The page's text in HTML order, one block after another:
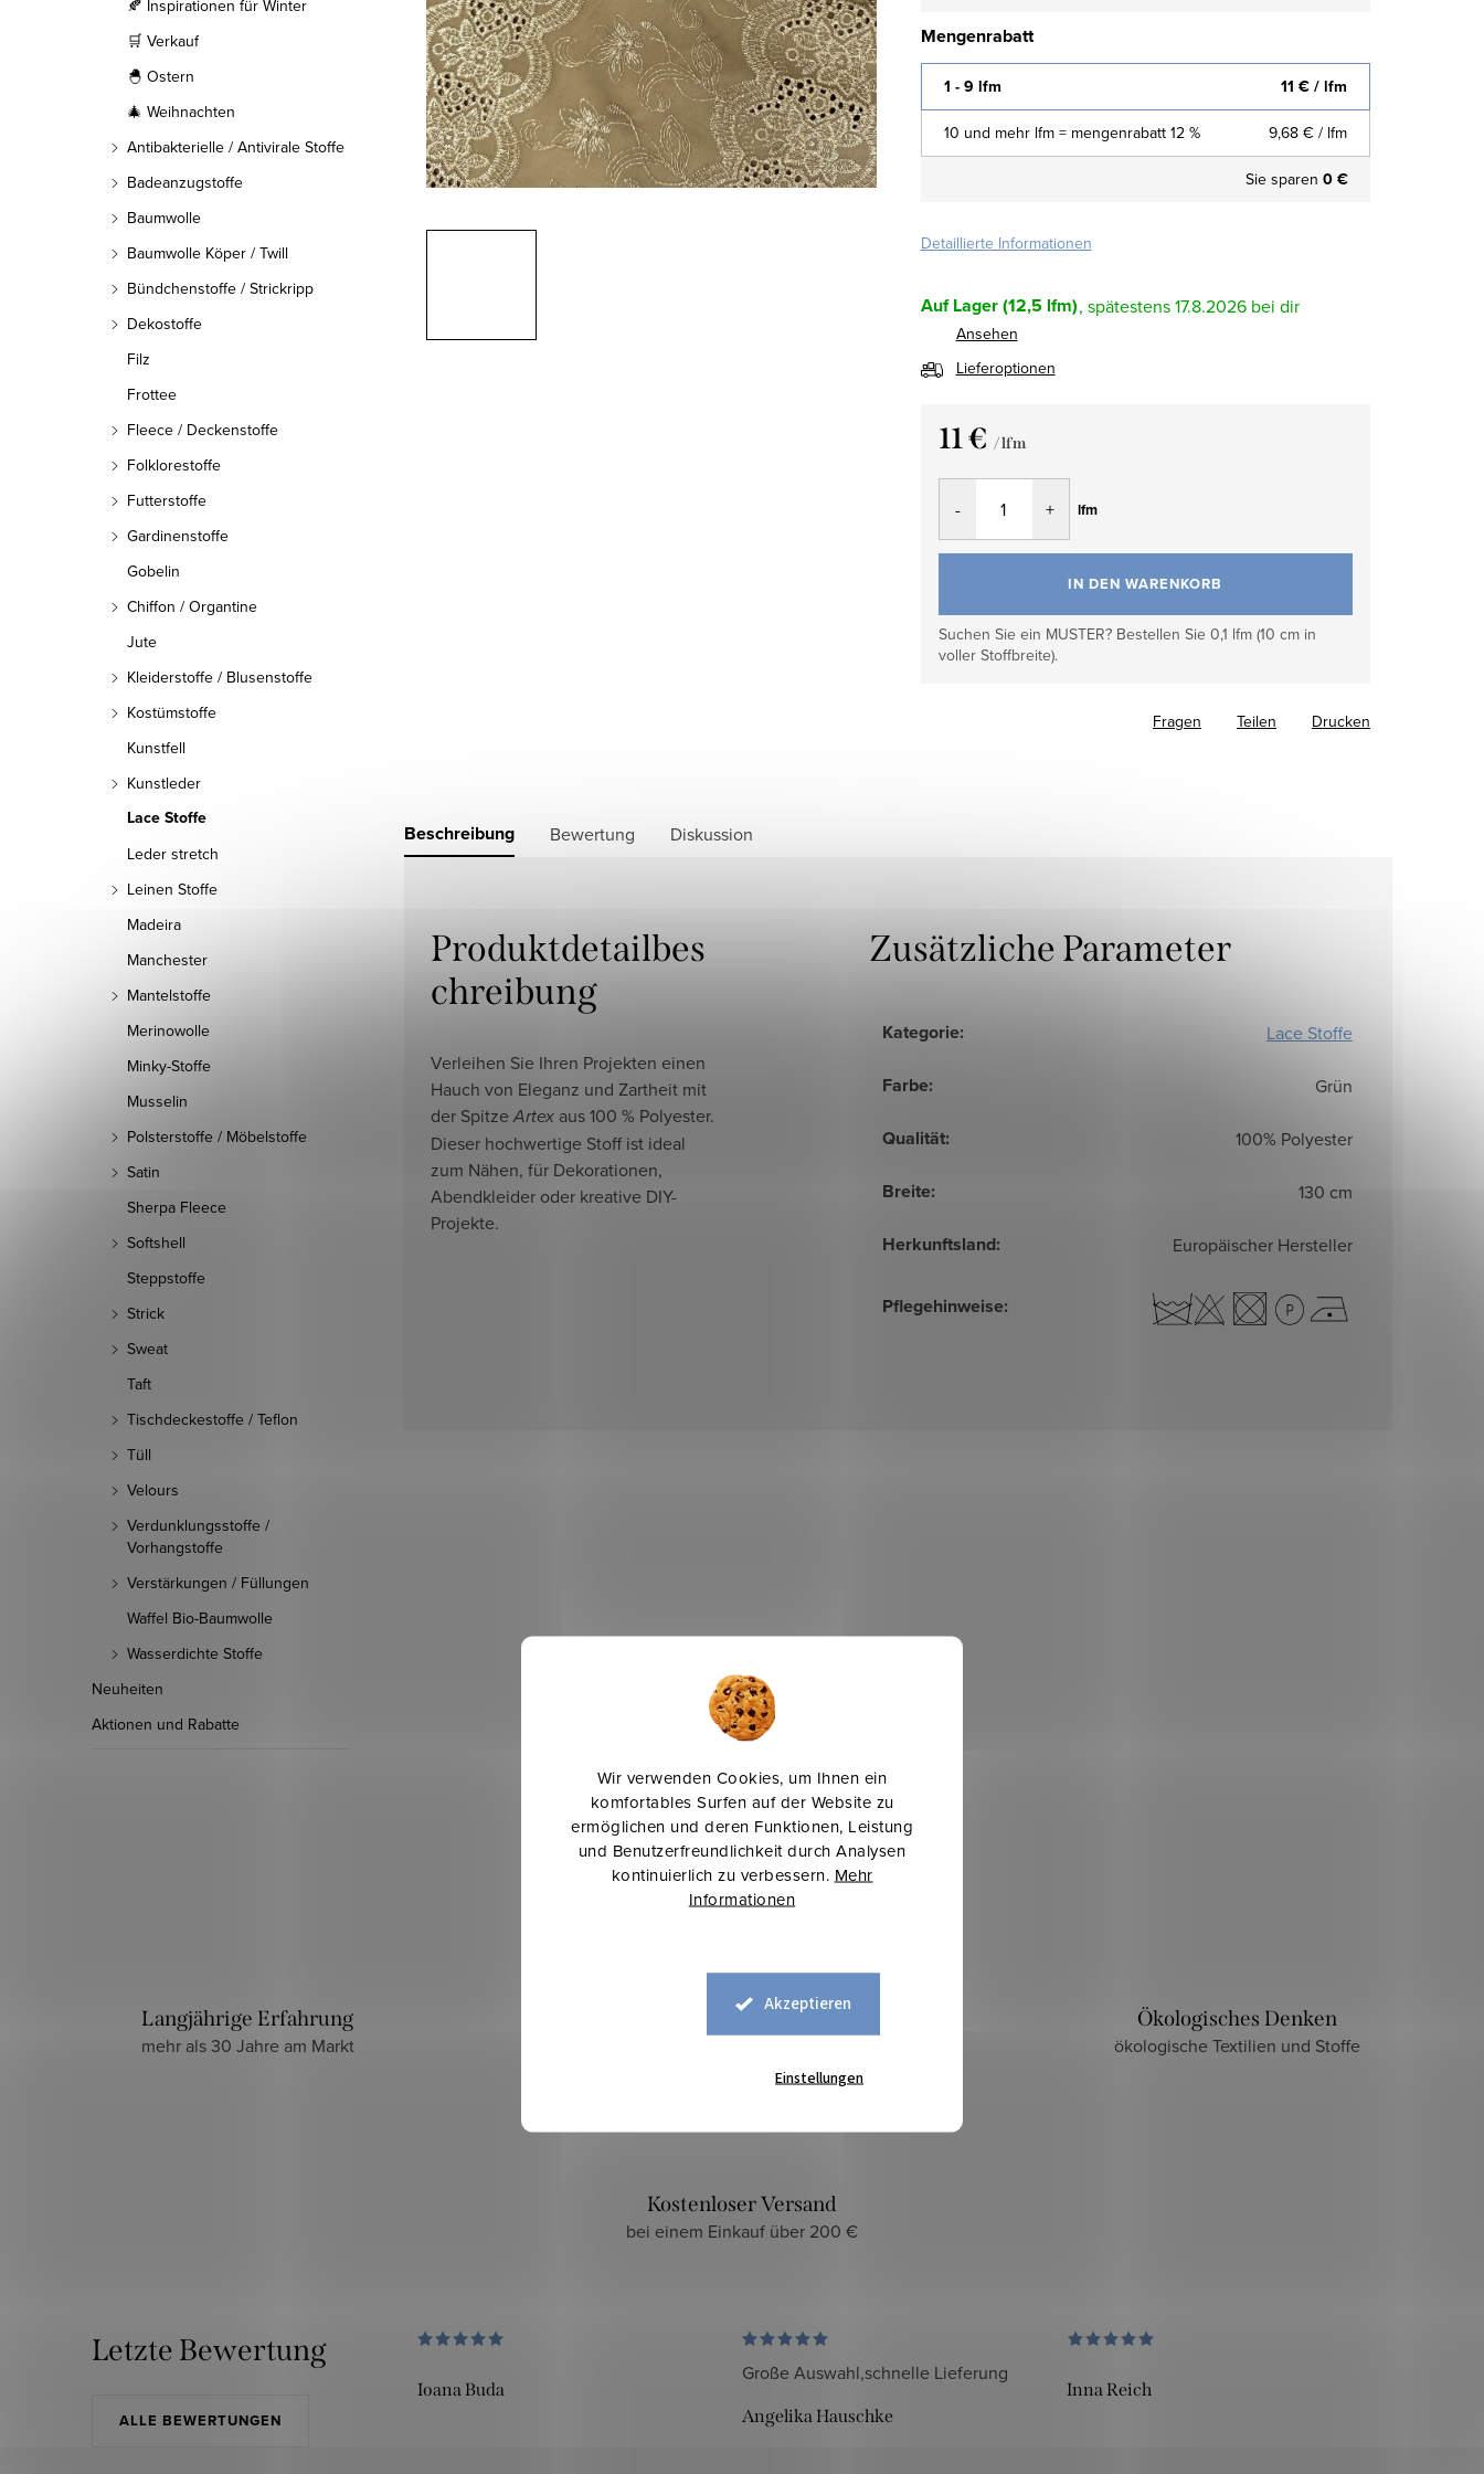
Wir verwenden Cookies, um Ihnen ein
komfortables Surfen auf der Website zu
ermöglichen und deren Funktionen, Leistung
und Benutzerfreundlichkeit durch Analysen
kontinuierlich zu verbessern. Mehr
Informationen
Akzeptieren
Einstellungen
🍂 Inspirationen für Winter
🛒 Verkauf
🐣 Ostern
🎄 Weihnachten
Antibakterielle / Antivirale Stoffe
Badeanzugstoffe
Baumwolle
Baumwolle Köper / Twill
Bündchenstoffe / Strickripp
Dekostoffe
Filz
Frottee
Fleece / Deckenstoffe
Folklorestoffe
Futterstoffe
Gardinenstoffe
Gobelin
Chiffon / Organtine
Jute
Kleiderstoffe / Blusenstoffe
Kostümstoffe
Kunstfell
Kunstleder
Lace Stoffe
Leder stretch
Leinen Stoffe
Madeira
Manchester
Mantelstoffe
Merinowolle
Minky-Stoffe
Musselin
Polsterstoffe / Möbelstoffe
Satin
Sherpa Fleece
Softshell
Steppstoffe
Strick
Sweat
Taft
Tischdeckestoffe / Teflon
Tüll
Velours
Verdunklungsstoffe /
Vorhangstoffe
Verstärkungen / Füllungen
Waffel Bio-Baumwolle
Wasserdichte Stoffe
Neuheiten
Aktionen und Rabatte
Mengenrabatt
1 - 9 lfm 11 €/ lfm
10 und mehr lfm = mengenrabatt 12 % 9,68 € / lfm
Sie sparen 0 €
Detaillierte Informationen
Auf Lager(12,5 lfm) 17.8.2026
Ansehen
Lieferoptionen
11 € / lfm
Verkaufspreis:
lfm
IN DEN WARENKORB
Suchen Sie ein MUSTER? Bestellen Sie 0,1 lfm (10 cm in
voller Stoffbreite).
Drucken
Fragen Teilen
Beschreibung Bewertung Diskussion
Produktdetailbes
chreibung
Verleihen Sie Ihren Projekten einen
Hauch von Eleganz und Zartheit mit
der SpitzeArtex aus 100 % Polyester.
Dieser hochwertige Stoff ist ideal
zum Nähen, für Dekorationen,
Abendkleider oder kreative DIY-
Projekte.
Zusätzliche Parameter
Kategorie: Lace Stoffe
Farbe: Grün
Qualität: 100% Polyester
Breite: 130 cm
Herkunftsland: Europäischer Hersteller
Pflegehinweise:
Langjährige Erfahrung
mehr als 30 Jahre am Markt
Sicherer Kauf Ökologisches Denken
ökologische Textilien und Stoffe
Kostenloser Versand
bei einem Einkauf über 200 €
Letzte Bewertung
ALLE BEWERTUNGEN
Ioana Buda
Große Auswahl,schnelle Lieferung
Angelika Hauschke
Inna Reich